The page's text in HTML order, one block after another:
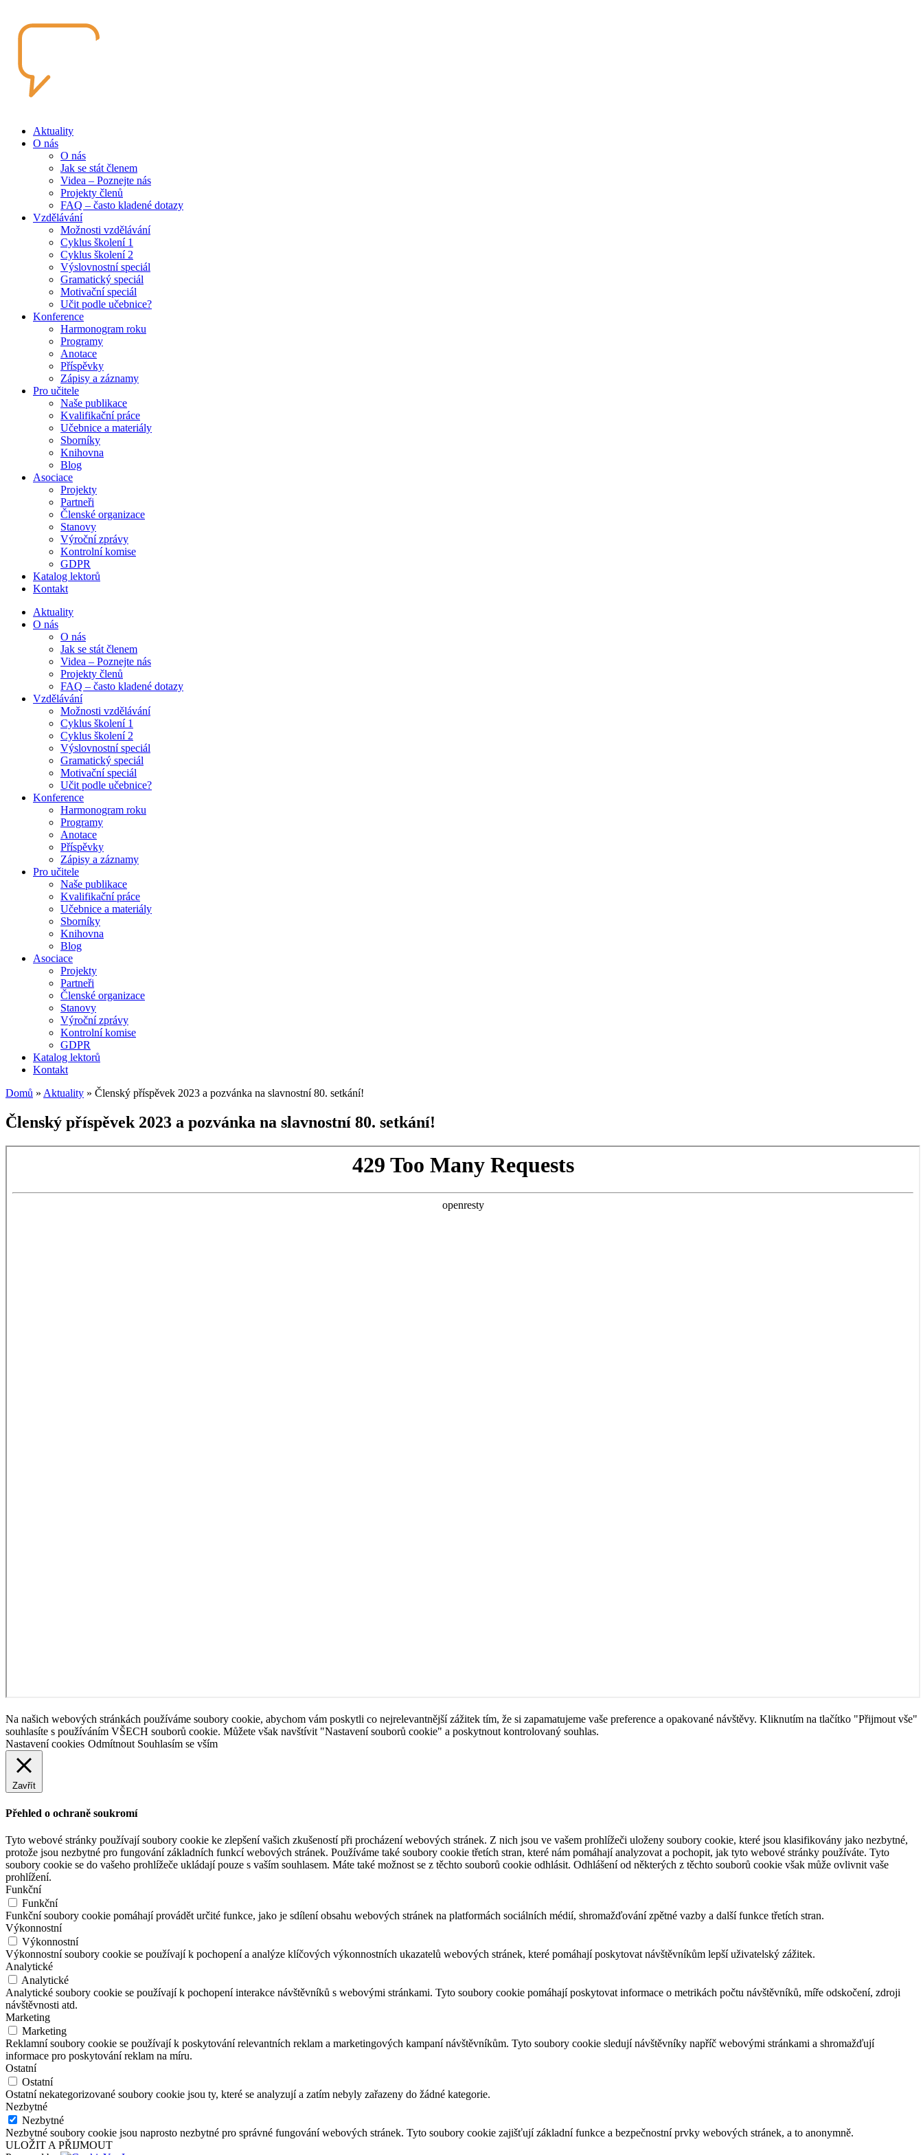
Aktuality
O nás
O nás
Jak se stát členem
Videa – Poznejte nás
Projekty členů
FAQ – často kladené dotazy
Vzdělávání
Možnosti vzdělávání
Cyklus školení 1
Cyklus školení 2
Výslovnostní speciál
Gramatický speciál
Motivační speciál
Učit podle učebnice?
Konference
Harmonogram roku
Programy
Anotace
Příspěvky
Zápisy a záznamy
Pro učitele
Naše publikace
Kvalifikační práce
Učebnice a materiály
Sborníky
Knihovna
Blog
Asociace
Projekty
Partneři
Členské organizace
Stanovy
Výroční zprávy
Kontrolní komise
GDPR
Katalog lektorů
Kontakt
Aktuality
O nás
O nás
Jak se stát členem
Videa – Poznejte nás
Projekty členů
FAQ – často kladené dotazy
Vzdělávání
Možnosti vzdělávání
Cyklus školení 1
Cyklus školení 2
Výslovnostní speciál
Gramatický speciál
Motivační speciál
Učit podle učebnice?
Konference
Harmonogram roku
Programy
Anotace
Příspěvky
Zápisy a záznamy
Pro učitele
Naše publikace
Kvalifikační práce
Učebnice a materiály
Sborníky
Knihovna
Blog
Asociace
Projekty
Partneři
Členské organizace
Stanovy
Výroční zprávy
Kontrolní komise
GDPR
Katalog lektorů
Kontakt
Domů » Aktuality » Členský příspěvek 2023 a pozvánka na slavnostní 80. setkání!
Členský příspěvek 2023 a pozvánka na slavnostní 80. setkání!
Skip
Na našich webových stránkách používáme soubory cookie, abychom vám poskytli co nejrelevantnější zážitek tím, že si zapamatujeme vaše preference a opakované návštěvy. Kliknutím na tlačítko "Přijmout vše"
souhlasíte s používáním VŠECH souborů cookie. Můžete však navštívit "Nastavení souborů cookie" a poskytnout kontrolovaný souhlas.
Nastavení cookies Odmítnout Souhlasím se vším
Zavřít
Přehled o ochraně soukromí
Tyto webové stránky používají soubory cookie ke zlepšení vašich zkušeností při procházení webových stránek. Z nich jsou ve vašem prohlížeči uloženy soubory cookie, které jsou klasifikovány jako nezbytné,
protože jsou nezbytné pro fungování základních funkcí webových stránek. Používáme také soubory cookie třetích stran, které nám pomáhají analyzovat a pochopit, jak tyto webové stránky používáte. Tyto
soubory cookie se do vašeho prohlížeče ukládají pouze s vaším souhlasem. Máte také možnost se z těchto souborů cookie odhlásit. Odhlášení od některých z těchto souborů cookie však může ovlivnit vaše
prohlížení.
Funkční
Funkční
Funkční soubory cookie pomáhají provádět určité funkce, jako je sdílení obsahu webových stránek na platformách sociálních médií, shromažďování zpětné vazby a další funkce třetích stran.
Výkonnostní
Výkonnostní
Výkonnostní soubory cookie se používají k pochopení a analýze klíčových výkonnostních ukazatelů webových stránek, které pomáhají poskytovat návštěvníkům lepší uživatelský zážitek.
Analytické
Analytické
Analytické soubory cookie se používají k pochopení interakce návštěvníků s webovými stránkami. Tyto soubory cookie pomáhají poskytovat informace o metrikách počtu návštěvníků, míře odskočení, zdroji
návštěvnosti atd.
Marketing
Marketing
Reklamní soubory cookie se používají k poskytování relevantních reklam a marketingových kampaní návštěvníkům. Tyto soubory cookie sledují návštěvníky napříč webovými stránkami a shromažďují
informace pro poskytování reklam na míru.
Ostatní
Ostatní
Ostatní nekategorizované soubory cookie jsou ty, které se analyzují a zatím nebyly zařazeny do žádné kategorie.
Nezbytné
Nezbytné
Nezbytné soubory cookie jsou naprosto nezbytné pro správné fungování webových stránek. Tyto soubory cookie zajišťují základní funkce a bezpečnostní prvky webových stránek, a to anonymně.
ULOŽIT A PŘIJMOUT